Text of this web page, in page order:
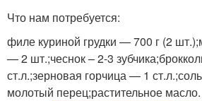
Что нам потребуется:
филе куриной грудки — 700 г (2
— 2 шт.;чеснок – 2-3
ст.л.;зерновая горчица — 1
молотый перец;растительное масло.